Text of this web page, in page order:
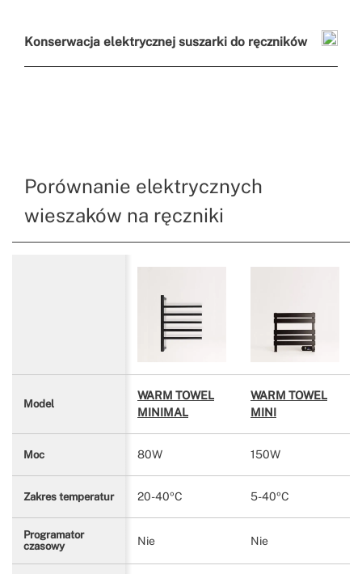
Konserwacja elektrycznej suszarki do ręczników
Porównanie elektrycznych
wieszaków na ręczniki
Model
WARM TOWEL
MINIMAL
WARM TOWEL
MINI
Moc 80W 150W
Zakres temperatur 20-40ºC 5-40ºC
Programator
czasowy
Nie Nie